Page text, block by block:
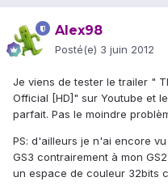
Alex98
Posté(e) 3 juin 2012
Je viens de tester le trailer "
Official [HD]" sur Youtube et
parfait. Pas le moindre
PS: d'ailleurs je n'ai encore
GS3 contrairement à mon
un espace de couleur 32bits